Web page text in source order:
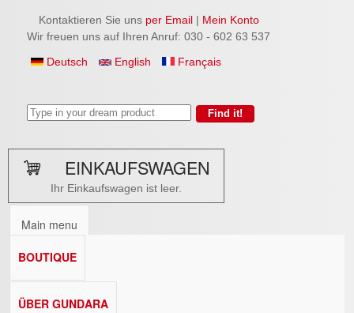
Kontaktieren Sie uns per Email| Mein Konto
Wir freuen uns auf Ihren Anruf: 030 - 602 63 537
EINKAUFSWAGEN
Ihr Einkaufswagen ist leer.
Deutsch English Français
Main menu
BOUTIQUE
ÜBER GUNDARA